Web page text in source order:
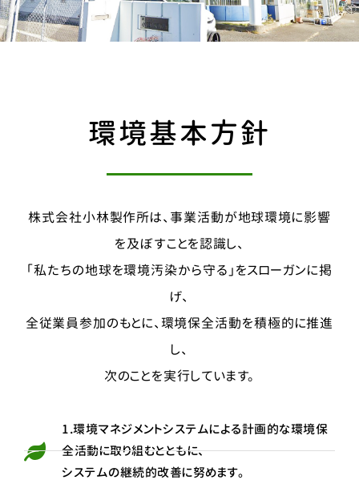
環境基本方針
株式会社小林製作所は、事業活動が地球環境に影響
を及ぼすことを認識し、
「私たちの地球を環境汚染から守る」をスローガンに掲
げ、
全従業員参加のもとに、環境保全活動を積極的に推進
し、
次のことを実行しています。
1.環境マネジメントシステムによる計画的な環境保
全活動に取り組むとともに、
システムの継続的改善に努めます。